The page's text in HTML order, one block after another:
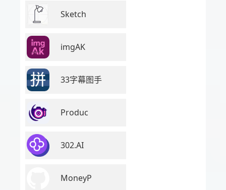
Sketch
imgAK
33字幕图手
Produc
302.AI
MoneyP